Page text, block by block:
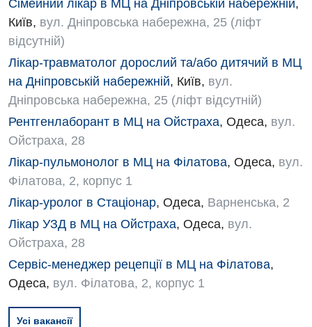
Сімейний лікар в МЦ на Дніпровській набережній,
Київ, вул. Дніпровська набережна, 25 (ліфт
відсутній)
Лікар-травматолог дорослий та/або дитячий в МЦ
на Дніпровській набережній, Київ, вул.
Дніпровська набережна, 25 (ліфт відсутній)
Рентгенлаборант в МЦ на Ойстраха, Одеса, вул.
Ойстраха, 28
Лікар-пульмонолог в МЦ на Філатова, Одеса, вул.
Філатова, 2, корпус 1
Лікар-уролог в Стаціонар, Одеса, Варненська, 2
Лікар УЗД в МЦ на Ойстраха, Одеса, вул.
Ойстраха, 28
Сервіс-менеджер рецепції в МЦ на Філатова,
Одеса, вул. Філатова, 2, корпус 1
Усі вакансії